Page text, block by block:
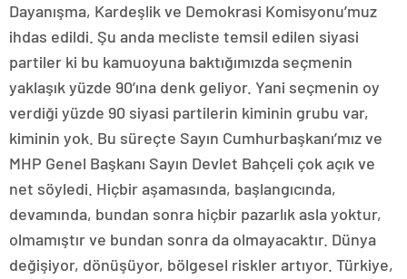
Dayanışma, Kardeşlik ve Demokrasi Komisyonu’muz
ihdas edildi. Şu anda mecliste temsil edilen siyasi
partiler ki bu kamuoyuna baktığımızda seçmenin
yaklaşık yüzde 90’ına denk geliyor. Yani seçmenin oy
verdiği yüzde 90 siyasi partilerin kiminin grubu var,
kiminin yok. Bu süreçte Sayın Cumhurbaşkanı’mız ve
MHP Genel Başkanı Sayın Devlet Bahçeli çok açık ve
net söyledi. Hiçbir aşamasında, başlangıcında,
devamında, bundan sonra hiçbir pazarlık asla yoktur,
olmamıştır ve bundan sonra da olmayacaktır. Dünya
değişiyor, dönüşüyor, bölgesel riskler artıyor. Türkiye,